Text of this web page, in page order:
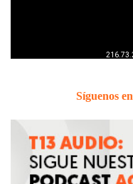
Síguenos en